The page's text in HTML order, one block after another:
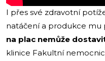
I přes své zdravotní
natáčení a produkce mu
na plac nemůže
klinice Fakultní